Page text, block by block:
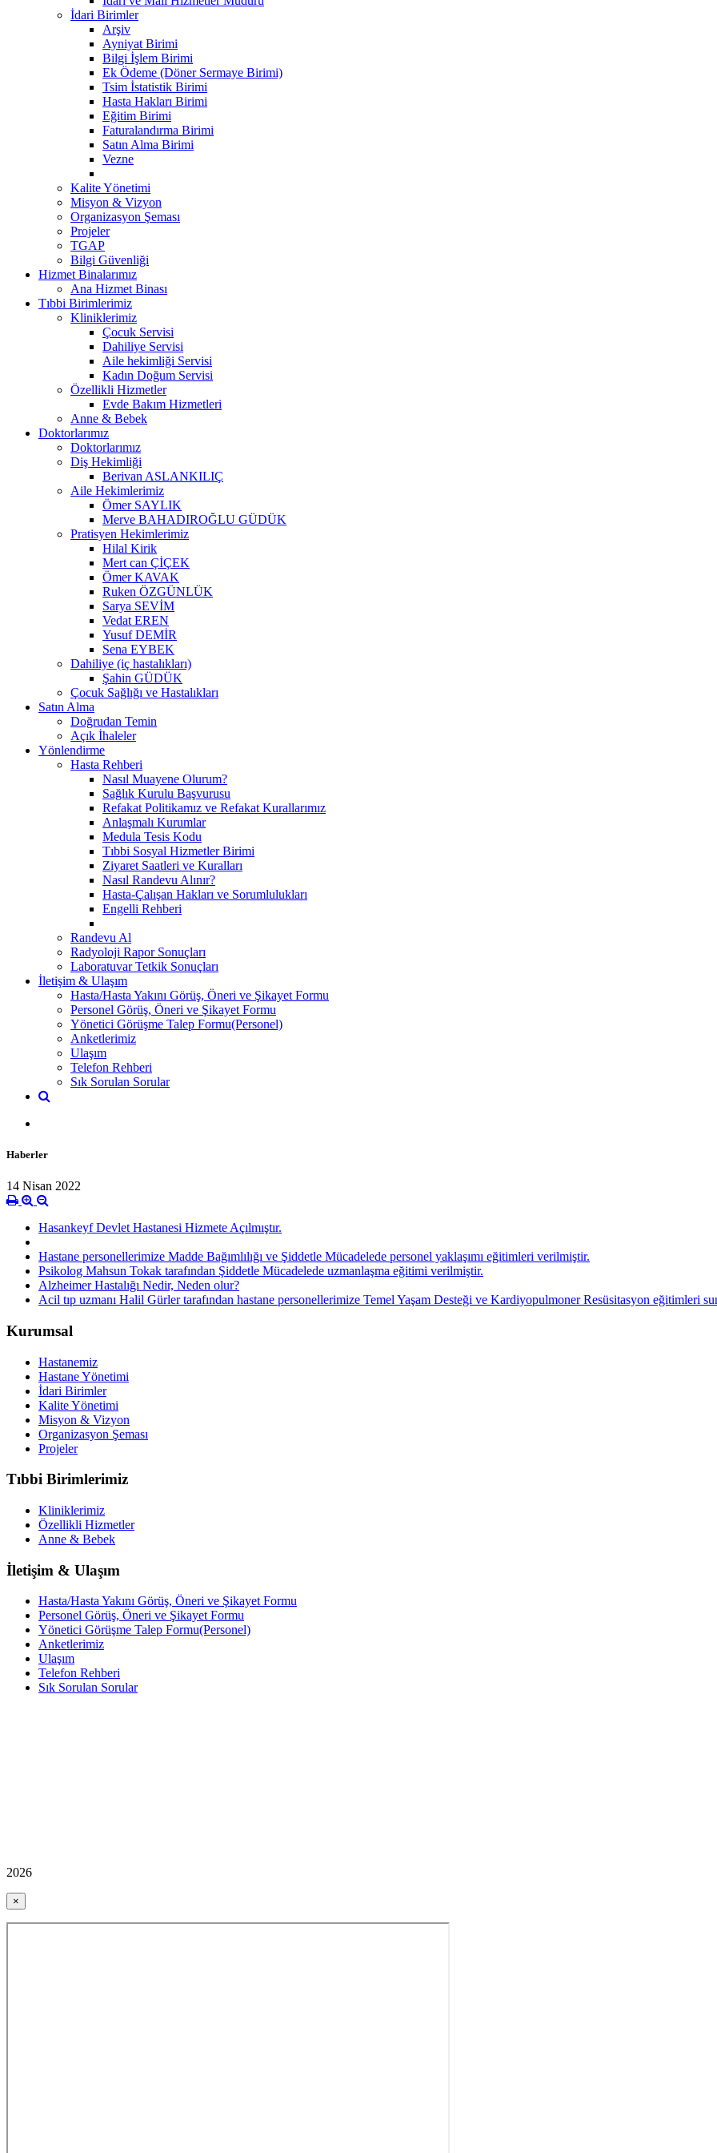
İdari Birimler
Arşiv
Ayniyat Birimi
Bilgi İşlem Birimi
Ek Ödeme (Döner Sermaye Birimi)
Tsim İstatistik Birimi
Hasta Hakları Birimi
Eğitim Birimi
Faturalandırma Birimi
Satın Alma Birimi
Vezne
Kalite Yönetimi
Misyon & Vizyon
Organizasyon Şeması
Projeler
TGAP
Bilgi Güvenliği
Hizmet Binalarımız
Ana Hizmet Binası
Tıbbi Birimlerimiz
Kliniklerimiz
Çocuk Servisi
Dahiliye Servisi
Aile hekimliği Servisi
Kadın Doğum Servisi
Özellikli Hizmetler
Evde Bakım Hizmetleri
Anne & Bebek
Doktorlarımız
Doktorlarımız
Diş Hekimliği
Berivan ASLANKILIÇ
Aile Hekimlerimiz
Ömer SAYLIK
Merve BAHADIROĞLU GÜDÜK
Pratisyen Hekimlerimiz
Hilal Kirik
Mert can ÇİÇEK
Ömer KAVAK
Ruken ÖZGÜNLÜK
Sarya SEVİM
Vedat EREN
Yusuf DEMİR
Sena EYBEK
Dahiliye (iç hastalıkları)
Şahin GÜDÜK
Çocuk Sağlığı ve Hastalıkları
Satın Alma
Doğrudan Temin
Açık İhaleler
Yönlendirme
Hasta Rehberi
Nasıl Muayene Olurum?
Sağlık Kurulu Başvurusu
Refakat Politikamız ve Refakat Kurallarımız
Anlaşmalı Kurumlar
Medula Tesis Kodu
Tıbbi Sosyal Hizmetler Birimi
Ziyaret Saatleri ve Kuralları
Nasıl Randevu Alınır?
Hasta-Çalışan Hakları ve Sorumlulukları
Engelli Rehberi
Randevu Al
Radyoloji Rapor Sonuçları
Laboratuvar Tetkik Sonuçları
İletişim & Ulaşım
Hasta/Hasta Yakını Görüş, Öneri ve Şikayet Formu
Personel Görüş, Öneri ve Şikayet Formu
Yönetici Görüşme Talep Formu(Personel)
Anketlerimiz
Ulaşım
Telefon Rehberi
Sık Sorulan Sorular
Haberler
14 Nisan 2022
Hasankeyf Devlet Hastanesi Hizmete Açılmıştır.
Hastane personellerimize Madde Bağımlılığı ve Şiddetle Mücadelede personel yaklaşımı eğitimleri verilmiştir.
Psikolog Mahsun Tokak tarafından Şiddetle Mücadelede uzmanlaşma eğitimi verilmiştir.
Alzheimer Hastalığı Nedir, Neden olur?
Acil tıp uzmanı Halil Gürler tarafından hastane personellerimize Temel Yaşam Desteği ve Kardiyopulmoner Resüsitasyon eğitimleri
Kurumsal
Hastanemiz
Hastane Yönetimi
İdari Birimler
Kalite Yönetimi
Misyon & Vizyon
Organizasyon Şeması
Projeler
Tıbbi Birimlerimiz
Kliniklerimiz
Özellikli Hizmetler
Anne & Bebek
İletişim & Ulaşım
Hasta/Hasta Yakını Görüş, Öneri ve Şikayet Formu
Personel Görüş, Öneri ve Şikayet Formu
Yönetici Görüşme Talep Formu(Personel)
Anketlerimiz
Ulaşım
Telefon Rehberi
Sık Sorulan Sorular
2026
×